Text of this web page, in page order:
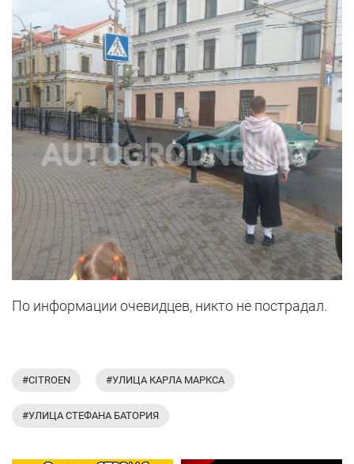
По информации очевидцев, никто не пострадал.
#CITROEN #УЛИЦА КАРЛА МАРКСА
#УЛИЦА СТЕФАНА БАТОРИЯ